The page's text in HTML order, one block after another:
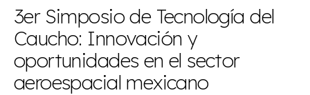
3er Simposio de Tecnología del
Caucho: Innovación y
oportunidades en el sector
aeroespacial mexicano